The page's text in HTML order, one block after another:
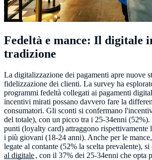
Fedeltà e mance: Il digitale
tradizione
La digitalizzazione dei pagamenti apre nuove
fidelizzazione dei clienti. La survey ha
programmi fedeltà collegati ai pagamenti
incentivi mirati possano davvero fare la
consumatori. Gli sconti si confermano
del totale), con un picco tra i 25-34enni (52%).
punti (loyalty card) attraggono rispettivamente
i più giovani (18-24 anni). Anche per le
legate al contante (52% la scelta prevalente), si
al digitale, con il 37% dei 25-34enni che opta